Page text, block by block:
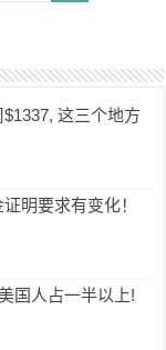
这三个地方
明要求有变化！
国人占一半以上!